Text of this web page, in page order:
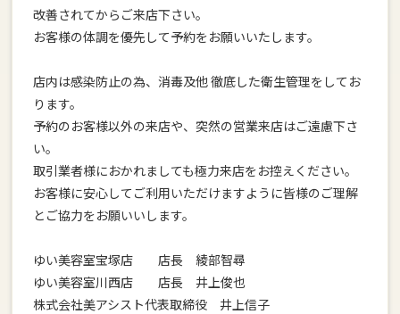
改善されてからご来店下さい。
お客様の体調を優先して予約をお願いいたします。
店内は感染防止の為、消毒及他 徹底した衛生管理をしてお
ります。
予約のお客様以外の来店や、突然の営業来店はご遠慮下さ
い。
取引業者様におかれましても極力来店をお控えください。
お客様に安心してご利用いただけますように皆様のご理解
とご協力をお願いいします。
ゆい美容室宝塚店 店長 綾部智尋
ゆい美容室川西店 店長 井上俊也
株式会社美アシスト代表取締役 井上信子